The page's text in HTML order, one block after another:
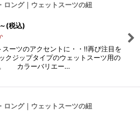
ロング｜ウェットスーツの紐
～(税込)
スーツのアクセントに・・!!再び注目を
クジップタイプのウェットスーツ用の
。 カラーバリエー…
ロング｜ウェットスーツの紐